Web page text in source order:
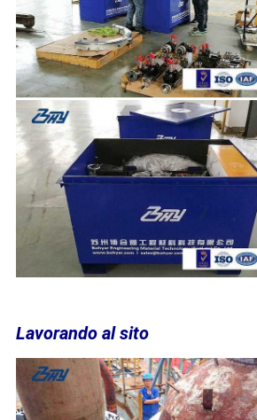
Lavorando al sito